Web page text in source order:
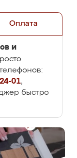
Оплата
и
01,
быстро